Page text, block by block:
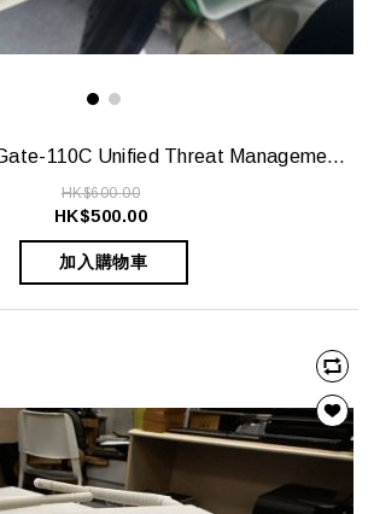
✌️Fortinet FortiGate-110C Unified Threat Management (UTM) Appliance ✌️
HK$600.00
HK$500.00
加入購物車